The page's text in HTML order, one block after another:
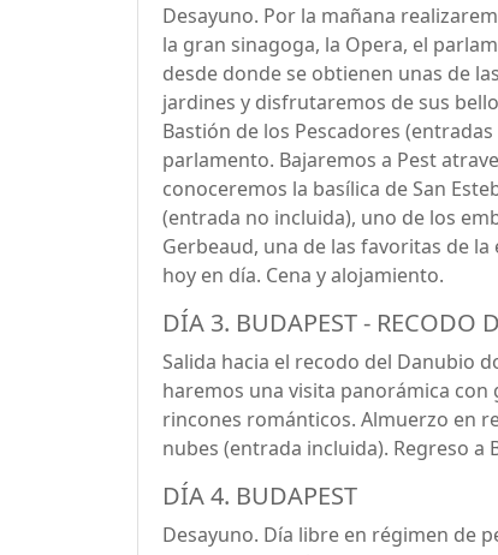
Desayuno. Por la mañana
la gran sinagoga, la Opera, el
desde donde se obtienen unas de
jardines y disfrutaremos de sus
Bastión de los Pescadores
parlamento. Bajaremos a Pest
conoceremos la basílica de San
(entrada no incluida), uno de los
Gerbeaud, una de las favoritas de
hoy en día. Cena y alojamiento.
DÍA 3. BUDAPEST - RECODO
Salida hacia el recodo del Danubio
haremos una visita panorámica
rincones románticos. Almuerzo en
nubes (entrada incluida). Regreso a
DÍA 4. BUDAPEST
Desayuno. Día libre en régimen de